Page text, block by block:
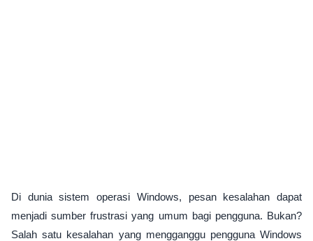
Di dunia sistem operasi Windows, pesan kesalahan dapat
menjadi sumber frustrasi yang umum bagi pengguna. Bukan?
Salah satu kesalahan yang mengganggu pengguna Windows